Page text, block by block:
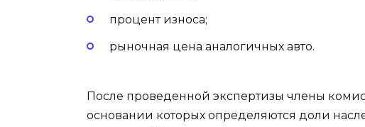
процент износа;
рыночная цена аналогичных авто.
После проведенной экспертизы члены
основании которых определяются доли